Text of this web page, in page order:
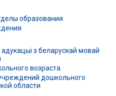
образования
з беларускай мовай
возраста
дошкольного
области